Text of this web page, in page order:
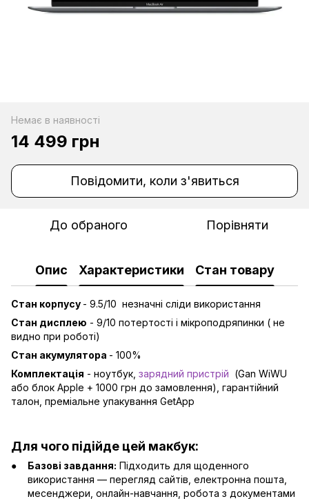
Немає в наявності
14 499 грн
Повідомити, коли з'явиться
До обраного Порівняти
Опис Характеристики Стан товару
Стан корпусу - 9.5/10 незначні сліди використання
Стан дисплею - 9/10 потертості і мікроподряпинки ( не
видно при роботі)
Стан акумулятора - 100%
Комплектація - ноутбук, зарядний пристрій (Gan WiWU
або блок Apple + 1000 грн до замовлення), гарантійний
талон, преміальне упакування GetApp
Для чого підійде цей макбук:
Базові завдання: Підходить для щоденного
використання — перегляд сайтів, електронна пошта,
месенджери, онлайн-навчання, робота з документами